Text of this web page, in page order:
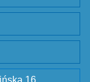
16